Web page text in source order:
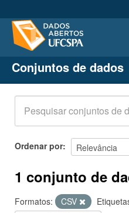
Conjuntos de dados
Organizações
Grupos
Sobre
Conjuntos de dados
Ordenar por
1 conjunto de
Formatos: CSV